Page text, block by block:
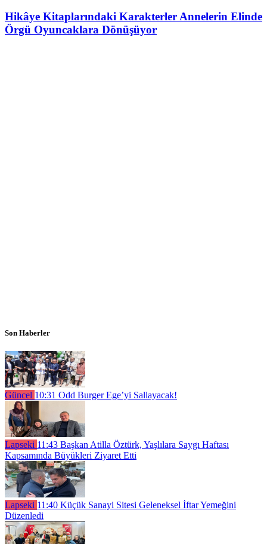
Hikâye Kitaplarındaki Karakterler Annelerin Elinde
Örgü Oyuncaklara Dönüşüyor
Son Haberler
Güncel 10:31 Odd Burger Ege’yi Sallayacak!
Lapseki 11:43 Başkan Atilla Öztürk, Yaşlılara Saygı Haftası
Kapsamında Büyükleri Ziyaret Etti
Lapseki 11:40 Küçük Sanayi Sitesi Geleneksel İftar Yemeğini
Düzenledi